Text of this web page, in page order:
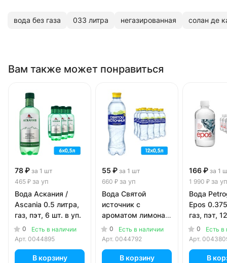
вода без газа 033 литра негазированная солан де
Вам также может понравиться
78 ₽ за 1 шт
465 ₽ за уп
Вода Аскания /
Ascania 0.5 литра,
газ, пэт, 6 шт. в уп.
0
Есть в наличии
Арт. 0044895
В корзину
55 ₽ за 1 шт
660 ₽ за уп
Вода Святой
источник с
ароматом лимона и
лайма 0.5 литра,
газ, пэт, 12 шт. в уп.
0
Есть в наличии
Арт. 0044792
В корзину
166 ₽ за 1
1 990 ₽ за уп
Вода
Epos
газ, пэт,
0
Есть в
Арт.
В